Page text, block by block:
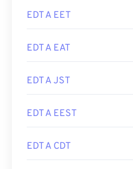
EDT A EET
EDT A EAT
EDT A JST
EDT A EEST
EDT A CDT